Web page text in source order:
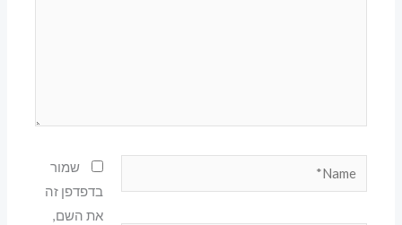
שמור
בדפדפן זה
את השם,